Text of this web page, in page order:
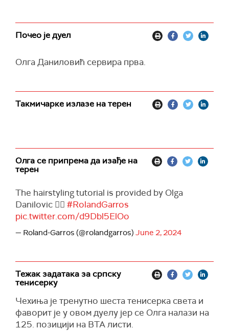
Почео је дуел
Олга Даниловић сервира прва.
Такмичарке излазе на терен
Олга се припрема да изађе на
терен
The hairstyling tutorial is provided by Olga
Danilovic 💇‍♀️ #RolandGarros
pic.twitter.com/d9Dbl5ElOo
— Roland-Garros (@rolandgarros) June 2, 2024
Тежак задатака за српску
тенисерку
Чехиња је тренутно шеста тенисерка света и
фаворит је у овом дуелу јер се Олга налази на
125. позицији на ВТА листи.